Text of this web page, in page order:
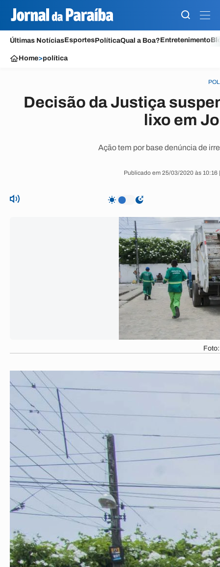
Últimas NotíciasEsportesPolíticaQual a Boa?Entretenimento
Home>política
Decisão da Justiça
lixo em
Ação tem por base denúncia de
Publicado em 25/03/2020 às